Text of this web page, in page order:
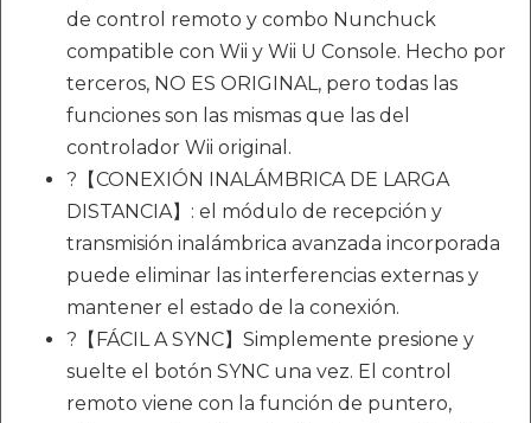
de control remoto y combo Nunchuck
compatible con Wii y Wii U Console. Hecho por
terceros, NO ES ORIGINAL, pero todas las
funciones son las mismas que las del
controlador Wii original.
?【CONEXIÓN INALÁMBRICA DE LARGA
DISTANCIA】: el módulo de recepción y
transmisión inalámbrica avanzada incorporada
puede eliminar las interferencias externas y
mantener el estado de la conexión.
?【FÁCIL A SYNC】Simplemente presione y
suelte el botón SYNC una vez. El control
remoto viene con la función de puntero,